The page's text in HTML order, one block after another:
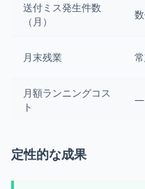
送付ミス発生件数
（月）
月末残業
月額ランニングコス
ト
—
定性的な成果